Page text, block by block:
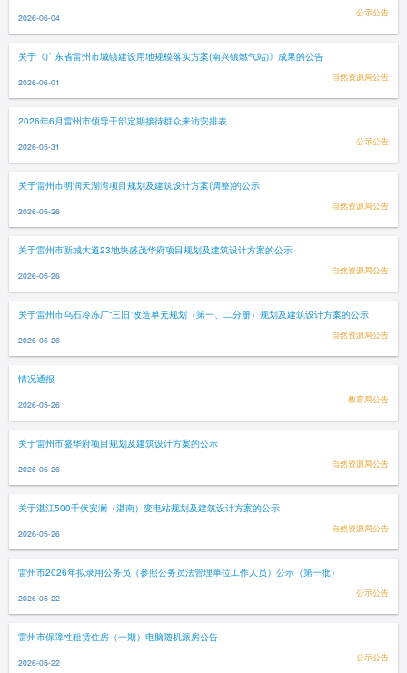
2026-06-04 公示公告
关于《广东省雷州市城镇建设用地规模落实方案(南兴镇燃气站)》成果的公告
2026-06-01 自然资源局公告
2026年6月雷州市领导干部定期接待群众来访安排表
2026-05-31 公示公告
关于雷州市明润天湖湾项目规划及建筑设计方案(调整)的公示
2026-05-26 自然资源局公告
关于雷州市新城大道23地块盛茂华府项目规划及建筑设计方案的公示
2026-05-26 自然资源局公告
关于雷州市乌石冷冻厂“三旧”改造单元规划（第一、二分册）规划及建筑设计方案的公示
2026-05-26 自然资源局公告
情况通报
2026-05-26 教育局公告
关于雷州市盛华府项目规划及建筑设计方案的公示
2026-05-26 自然资源局公告
关于湛江500千伏安澜（湛南）变电站规划及建筑设计方案的公示
2026-05-26 自然资源局公告
雷州市2026年拟录用公务员（参照公务员法管理单位工作人员）公示（第一批）
2026-05-22 公示公告
雷州市保障性租赁住房（一期）电脑随机派房公告
2026-05-22 公示公告